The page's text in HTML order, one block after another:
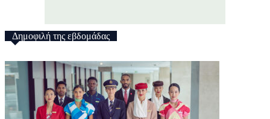
Δημοφιλή της εβδομάδας